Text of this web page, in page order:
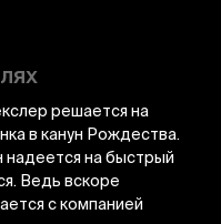
решается на
в канун Рождества.
на быстрый
Ведь вскоре
с компанией